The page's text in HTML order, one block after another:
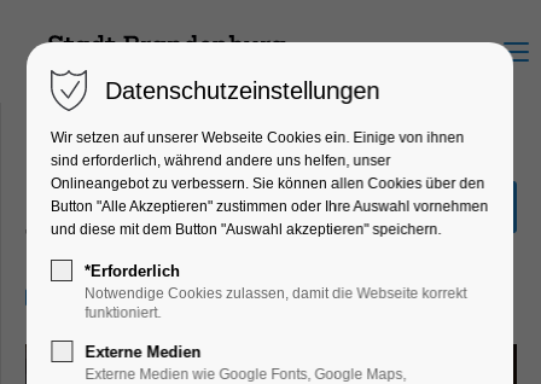
Menu
Grüne Wiese
Theater, Bühne
27.03.2026, 19:00
Datenschutzeinstellungen
Wir setzen auf unserer Webseite Cookies ein. Einige von ihnen
sind erforderlich, während andere uns helfen, unser
Onlineangebot zu verbessern. Sie können allen Cookies über den
Button "Alle Akzeptieren" zustimmen oder Ihre Auswahl vornehmen
und diese mit dem Button "Auswahl akzeptieren" speichern.
*Erforderlich
Notwendige Cookies zulassen, damit die Webseite korrekt
funktioniert.
Externe Medien
Externe Medien wie Google Fonts, Google Maps,